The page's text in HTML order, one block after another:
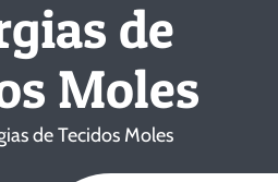
de
Moles
de Tecidos Moles